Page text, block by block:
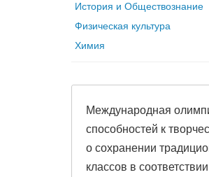
История и Обществознание
Физическая культура
Химия
Международная
способностей к
о сохранении
классов в